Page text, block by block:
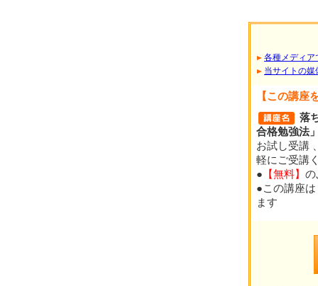
各種メディア
当サイトの媒
【この講座
落
合格勉強法
お試し受講
軽にご受講
● 【無料】 の
●この講座
ます